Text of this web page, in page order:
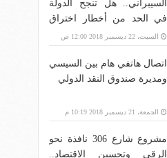
السيبراني.. هل تنجح الدولة
في الحد من أخطار اختراق
بنية الاتصالات؟
السبت، 22 ديسمبر 2018 12:00 ص
اتصال هاتفي هام بين السيسي
ومديرة صندوق النقد الدولي
الجمعة، 21 ديسمبر 2018 10:19 م
مشروع شارع 306 نافذة نحو
الرقي وتحسين الاقتصاد..